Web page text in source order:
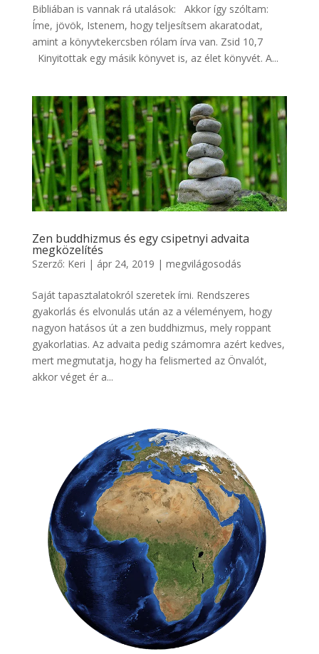
Bibliában is vannak rá utalások: Akkor így szóltam:
Íme, jövök, Istenem, hogy teljesítsem akaratodat,
amint a könyvtekercsben rólam írva van. Zsid 10,7
Kinyitottak egy másik könyvet is, az élet könyvét. A...
Zen buddhizmus és egy csipetnyi advaita
megközelítés
Szerző: Keri | ápr 24, 2019 | megvilágosodás
Saját tapasztalatokról szeretek írni. Rendszeres
gyakorlás és elvonulás után az a véleményem, hogy
nagyon hatásos út a zen buddhizmus, mely roppant
gyakorlatias. Az advaita pedig számomra azért kedves,
mert megmutatja, hogy ha felismerted az Önvalót,
akkor véget ér a...